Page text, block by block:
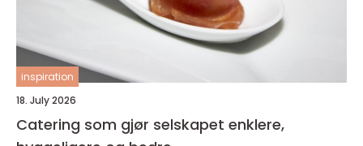
inspiration
18. July 2026
Catering som gjør selskapet enklere,